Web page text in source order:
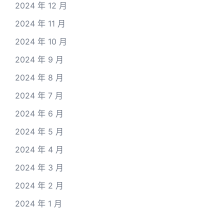
2024 年 12 月
2024 年 11 月
2024 年 10 月
2024 年 9 月
2024 年 8 月
2024 年 7 月
2024 年 6 月
2024 年 5 月
2024 年 4 月
2024 年 3 月
2024 年 2 月
2024 年 1 月